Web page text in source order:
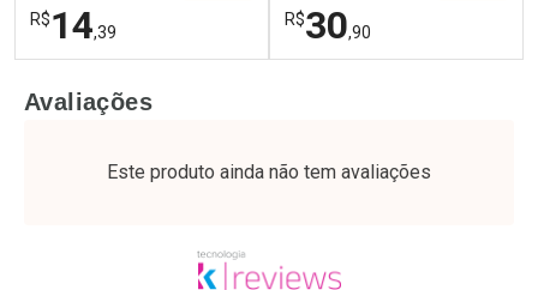
R$14,39
Laboratório
Por Menos
R$30,90
Laboratório
Por Menos
Avaliações
Este produto ainda não tem avaliações